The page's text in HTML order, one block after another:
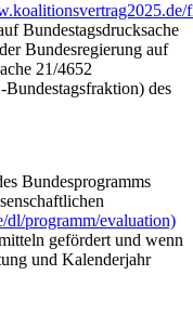
Bundestagsdrucksache
Bundesregierung auf
21/4652
des
Bundesprogramms
dl/programm/evaluation)
gefördert und wenn
und Kalenderjahr